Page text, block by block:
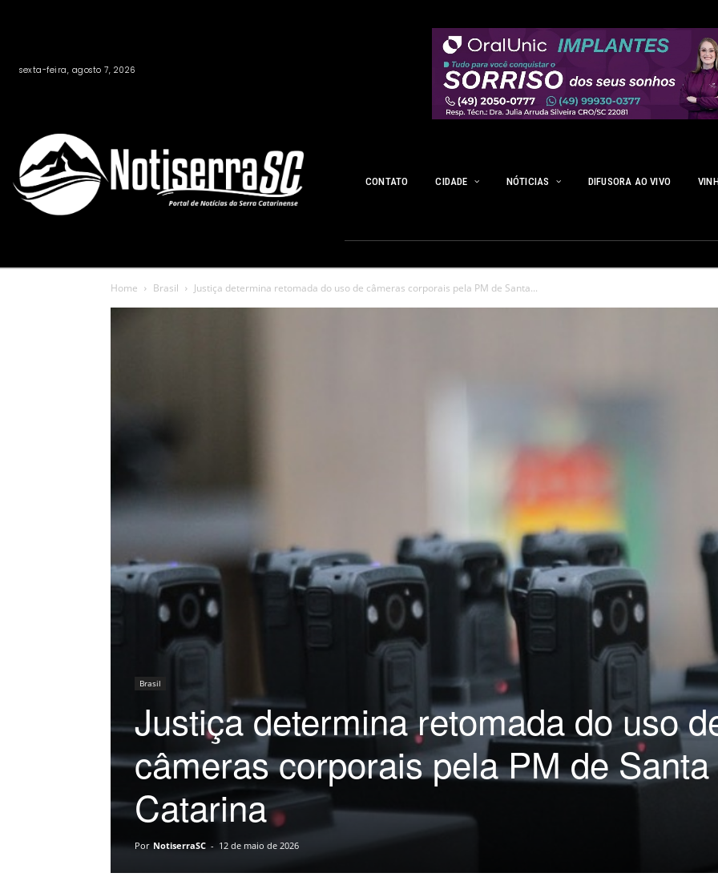
sexta-feira, agosto 7, 2026
CONTATO CIDADE NÓTICIAS DIFUSORA AO VIVO
Home Brasil Justiça determina retomada do uso de câmeras corporais pela PM de Santa...
Brasil
Justiça determina retomada do uso
câmeras corporais pela PM de Santa
Catarina
Por NotiserraSC - 12 de maio de 2026